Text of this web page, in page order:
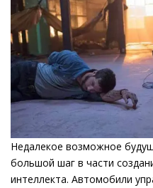
Недалекое возможное
большой шаг в части
интеллекта. Автомобили